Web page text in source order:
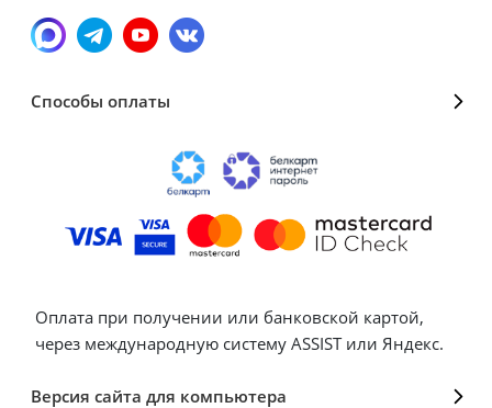
Способы оплаты
Оплата при получении или банковской картой,
через международную систему ASSIST или Яндекс.
Версия сайта для компьютера